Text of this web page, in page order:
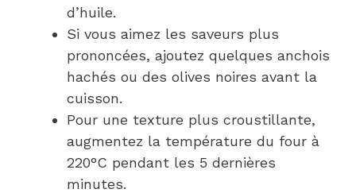
d’huile.
Si vous aimez les saveurs plus
prononcées, ajoutez quelques anchois
hachés ou des olives noires avant la
cuisson.
Pour une texture plus croustillante,
augmentez la température du four à
220°C pendant les 5 dernières
minutes.